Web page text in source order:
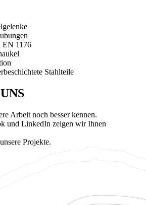
EN 1176
Stahlteile
Arbeit noch besser kennen.
und LinkedIn zeigen wir Ihnen
Projekte.